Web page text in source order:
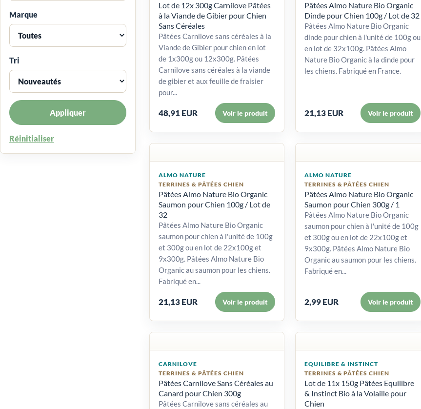
Marque
Tri
Appliquer
Réinitialiser
Lot de 12x 300g Carnilove Pâtées
à la Viande de Gibier pour Chien
Sans Céréales
Pâtées Carnilove sans céréales à la
Viande de Gibier pour chien en lot
de 1x300g ou 12x300g. Pâtées
Carnilove sans céréales à la viande
de gibier et aux feuille de fraisier
pour...
48,91 EUR Voir le produit
Pâtées Almo Nature Bio Organic
Dinde pour Chien 100g / Lot de 32
Pâtées Almo Nature Bio Organic
dinde pour chien à l'unité de 100g ou
en lot de 32x100g. Pâtées Almo
Nature Bio Organic à la dinde pour
les chiens. Fabriqué en France.
21,13 EUR Voir le produit
ALMO NATURE
TERRINES & PÂTÉES CHIEN
Pâtées Almo Nature Bio Organic
Saumon pour Chien 100g / Lot de
32
Pâtées Almo Nature Bio Organic
saumon pour chien à l'unité de 100g
et 300g ou en lot de 22x100g et
9x300g. Pâtées Almo Nature Bio
Organic au saumon pour les chiens.
Fabriqué en...
21,13 EUR Voir le produit
ALMO NATURE
TERRINES & PÂTÉES CHIEN
Pâtées Almo Nature Bio Organic
Saumon pour Chien 300g / 1
Pâtées Almo Nature Bio Organic
saumon pour chien à l'unité de 100g
et 300g ou en lot de 22x100g et
9x300g. Pâtées Almo Nature Bio
Organic au saumon pour les chiens.
Fabriqué en...
2,99 EUR Voir le produit
CARNILOVE
TERRINES & PÂTÉES CHIEN
Pâtées Carnilove Sans Céréales au
Canard pour Chien 300g
Pâtées Carnilove sans céréales au
EQUILIBRE & INSTINCT
TERRINES & PÂTÉES CHIEN
Lot de 11x 150g Pâtées Equilibre
& Instinct Bio à la Volaille pour
Chien